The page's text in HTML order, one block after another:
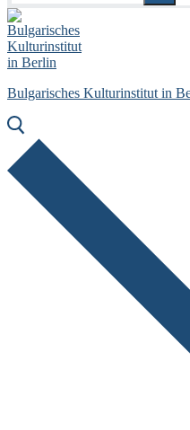
Bulgarisches Kulturinstitut in